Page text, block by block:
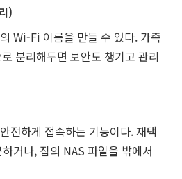
)
Wi-Fi 이름을 만들 수 있다. 가족
분리해두면 보안도 챙기고 관리
전하게 접속하는 기능이다. 재택
거나, 집의 NAS 파일을 밖에서